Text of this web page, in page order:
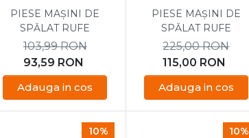
Candy CSW 586D
43011740
PIESE MAȘINI DE
SPĂLAT RUFE
93,59 RON
103,99RON
Adauga in cos
Candy 41017170
PIESE MAȘINI DE
SPĂLAT RUFE
115,00 RON
225,00RON
Adauga in cos
10% 10%